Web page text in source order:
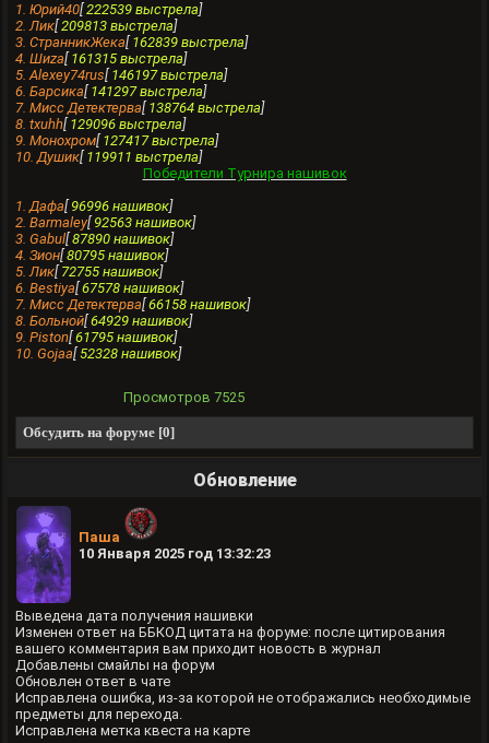
1. Юрий40[ 222539 выстрела]
2. Лик[ 209813 выстрела]
3. СтранникЖека[ 162839 выстрела]
4. Шиza[ 161315 выстрела]
5. Alexey74rus[ 146197 выстрела]
6. Барсика[ 141297 выстрела]
7. Мисс Детектерва[ 138764 выстрела]
8. txuhh[ 129096 выстрела]
9. Монохром[ 127417 выстрела]
10. Душик[ 119911 выстрела]
Победители Турнира нашивок
1. Дафа[ 96996 нашивок]
2. Barmaley[ 92563 нашивок]
3. Gabul[ 87890 нашивок]
4. Зион[ 80795 нашивок]
5. Лик[ 72755 нашивок]
6. Bestiya[ 67578 нашивок]
7. Мисс Детектерва[ 66158 нашивок]
8. Больной[ 64929 нашивок]
9. Piston[ 61795 нашивок]
10. Gojaa[ 52328 нашивок]
Просмотров 7525
Обсудить на форуме [0]
Обновление
Паша
10 Января 2025 год 13:32:23
Выведена дата получения нашивки
Изменен ответ на ББКОД цитата на форуме: после цитирования
вашего комментария вам приходит новость в журнал
Добавлены смайлы на форум
Обновлен ответ в чате
Исправлена ошибка, из-за которой не отображались необходимые
предметы для перехода.
Исправлена метка квеста на карте